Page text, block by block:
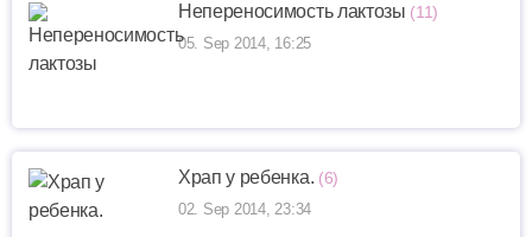
Непереносимость лактозы (11)
05. Sep 2014, 16:25
Храп у ребенка. (6)
02. Sep 2014, 23:34